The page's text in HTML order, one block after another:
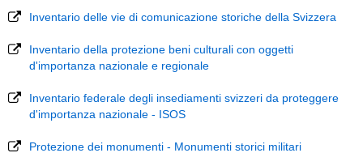
Inventario delle vie di comunicazione storiche della Svizzera
Inventario della protezione beni culturali con oggetti
d'importanza nazionale e regionale
Inventario federale degli insediamenti svizzeri da proteggere
d'importanza nazionale - ISOS
Protezione dei monumenti - Monumenti storici militari